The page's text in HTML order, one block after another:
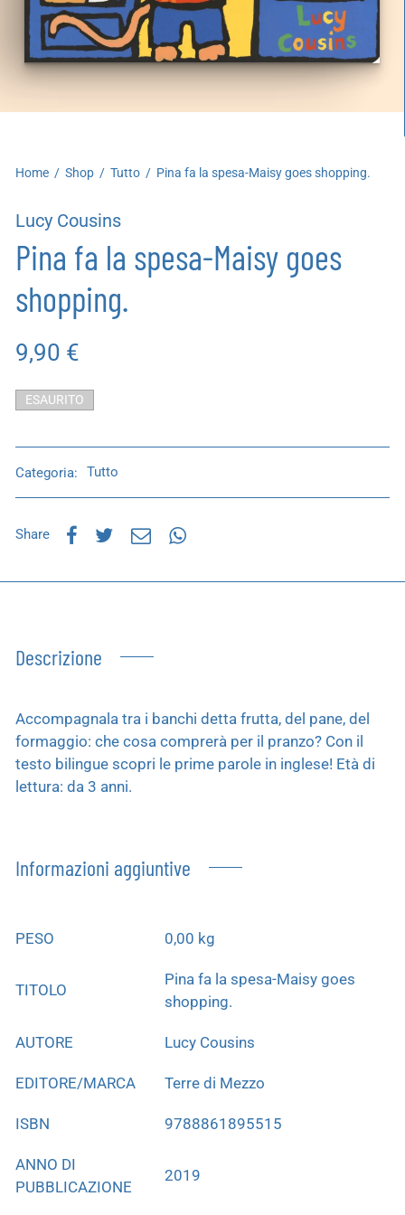
Home / Shop / Tutto / Pina fa la spesa-Maisy goes shopping.
Lucy Cousins
Pina fa la spesa-Maisy goes
shopping.
9,90 €
ESAURITO
Categoria: Tutto
Share
Descrizione
Accompagnala tra i banchi detta frutta, del pane, del
formaggio: che cosa comprerà per il pranzo? Con il
testo bilingue scopri le prime parole in inglese! Età di
lettura: da 3 anni.
Informazioni aggiuntive
PESO 0,00 kg
TITOLO
Pina fa la spesa-Maisy goes
shopping.
AUTORE Lucy Cousins
EDITORE/MARCA Terre di Mezzo
ISBN 9788861895515
ANNO DI
PUBBLICAZIONE
2019